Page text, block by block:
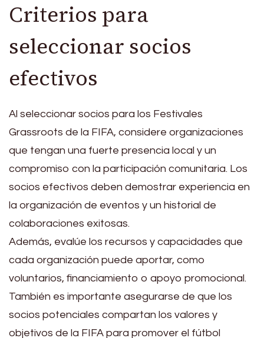
Criterios para
seleccionar socios
efectivos
Al seleccionar socios para los Festivales
Grassroots de la FIFA, considere organizaciones
que tengan una fuerte presencia local y un
compromiso con la participación comunitaria. Los
socios efectivos deben demostrar experiencia en
la organización de eventos y un historial de
colaboraciones exitosas.
Además, evalúe los recursos y capacidades que
cada organización puede aportar, como
voluntarios, financiamiento o apoyo promocional.
También es importante asegurarse de que los
socios potenciales compartan los valores y
objetivos de la FIFA para promover el fútbol